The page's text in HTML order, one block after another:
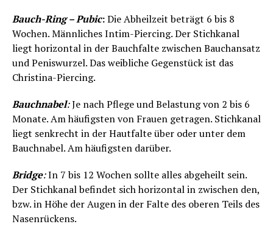
Bauch-Ring – Pubic:Die Abheilzeit beträgt 6 bis 8
Wochen. Männliches Intim-Piercing. Der Stichkanal
liegt horizontal in der Bauchfalte zwischen Bauchansatz
und Peniswurzel. Das weibliche Gegenstück ist das
Christina-Piercing.
Bauchnabel:Je nach Pflege und Belastung von 2 bis 6
Monate. Am häufigsten von Frauen getragen. Stichkanal
liegt senkrecht in der Hautfalte über oder unter dem
Bauchnabel. Am häufigsten darüber.
Bridge:In 7 bis 12 Wochen sollte alles abgeheilt sein.
Der Stichkanal befindet sich horizontal in zwischen den,
bzw. in Höhe der Augen in der Falte des oberen Teils des
Nasenrückens.